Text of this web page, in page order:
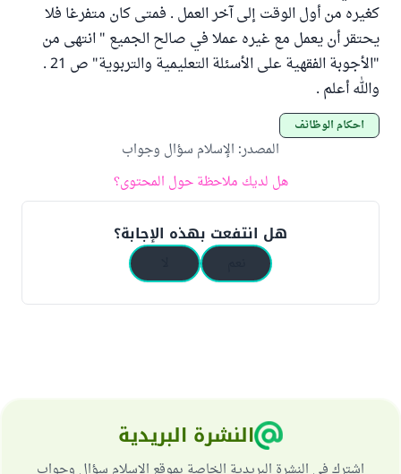
كغيره من أول الوقت إلى آخر العمل . فمتى كان متفرغا فلا
يحتقر أن يعمل مع غيره عملا في صالح الجميع " انتهى من
"الأجوبة الفقهية على الأسئلة التعليمية والتربوية" ص 21 .
والله أعلم .
أحكام الوظائف
المصدر: الإسلام سؤال وجواب
هل لديك ملاحظة حول المحتوى؟
هل انتفعت بهذه الإجابة؟
النشرة البريدية